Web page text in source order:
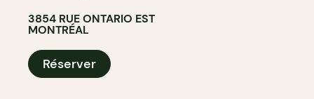
3854 RUE ONTARIO EST
MONTRÉAL
Réserver